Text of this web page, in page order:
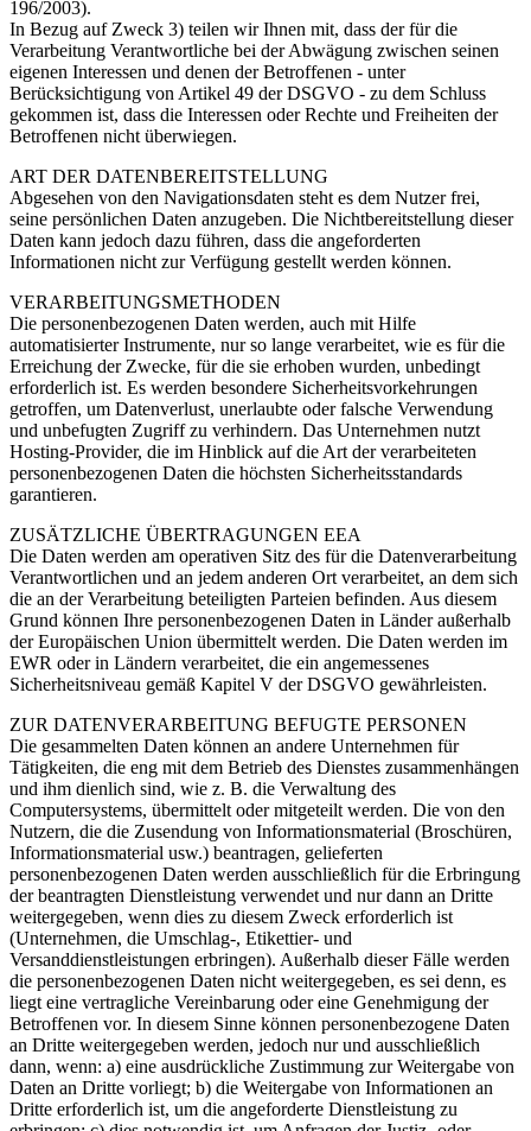
196/2003).
In Bezug auf Zweck 3) teilen wir Ihnen mit, dass der für die
Verarbeitung Verantwortliche bei der Abwägung zwischen seinen
eigenen Interessen und denen der Betroffenen - unter
Berücksichtigung von Artikel 49 der DSGVO - zu dem Schluss
gekommen ist, dass die Interessen oder Rechte und Freiheiten der
Betroffenen nicht überwiegen.
ART DER DATENBEREITSTELLUNG
Abgesehen von den Navigationsdaten steht es dem Nutzer frei,
seine persönlichen Daten anzugeben. Die Nichtbereitstellung dieser
Daten kann jedoch dazu führen, dass die angeforderten
Informationen nicht zur Verfügung gestellt werden können.
VERARBEITUNGSMETHODEN
Die personenbezogenen Daten werden, auch mit Hilfe
automatisierter Instrumente, nur so lange verarbeitet, wie es für die
Erreichung der Zwecke, für die sie erhoben wurden, unbedingt
erforderlich ist. Es werden besondere Sicherheitsvorkehrungen
getroffen, um Datenverlust, unerlaubte oder falsche Verwendung
und unbefugten Zugriff zu verhindern. Das Unternehmen nutzt
Hosting-Provider, die im Hinblick auf die Art der verarbeiteten
personenbezogenen Daten die höchsten Sicherheitsstandards
garantieren.
ZUSÄTZLICHE ÜBERTRAGUNGEN EEA
Die Daten werden am operativen Sitz des für die Datenverarbeitung
Verantwortlichen und an jedem anderen Ort verarbeitet, an dem sich
die an der Verarbeitung beteiligten Parteien befinden. Aus diesem
Grund können Ihre personenbezogenen Daten in Länder außerhalb
der Europäischen Union übermittelt werden. Die Daten werden im
EWR oder in Ländern verarbeitet, die ein angemessenes
Sicherheitsniveau gemäß Kapitel V der DSGVO gewährleisten.
ZUR DATENVERARBEITUNG BEFUGTE PERSONEN
Die gesammelten Daten können an andere Unternehmen für
Tätigkeiten, die eng mit dem Betrieb des Dienstes zusammenhängen
und ihm dienlich sind, wie z. B. die Verwaltung des
Computersystems, übermittelt oder mitgeteilt werden. Die von den
Nutzern, die die Zusendung von Informationsmaterial (Broschüren,
Informationsmaterial usw.) beantragen, gelieferten
personenbezogenen Daten werden ausschließlich für die Erbringung
der beantragten Dienstleistung verwendet und nur dann an Dritte
weitergegeben, wenn dies zu diesem Zweck erforderlich ist
(Unternehmen, die Umschlag-, Etikettier- und
Versanddienstleistungen erbringen). Außerhalb dieser Fälle werden
die personenbezogenen Daten nicht weitergegeben, es sei denn, es
liegt eine vertragliche Vereinbarung oder eine Genehmigung der
Betroffenen vor. In diesem Sinne können personenbezogene Daten
an Dritte weitergegeben werden, jedoch nur und ausschließlich
dann, wenn: a) eine ausdrückliche Zustimmung zur Weitergabe von
Daten an Dritte vorliegt; b) die Weitergabe von Informationen an
Dritte erforderlich ist, um die angeforderte Dienstleistung zu